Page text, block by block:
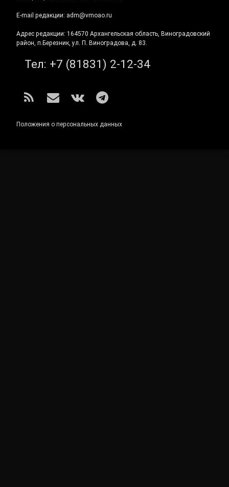
E-mail редакции: adm@vmoao.ru
Адрес редакции: 164570 Архангельская область, Виноградовский
район, п.Березник, ул. П. Виноградова, д. 83.
Тел: +7 (81831) 2-12-34
RSS E-mailВКонтакте
Telegram
Положения о персональных данных